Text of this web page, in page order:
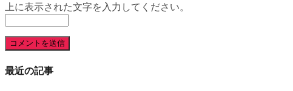
上に表示された文字を入力してください。
最近の記事